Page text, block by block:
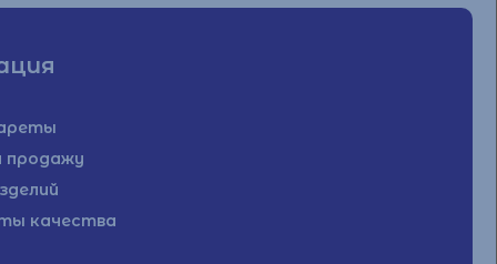
продажу
качества